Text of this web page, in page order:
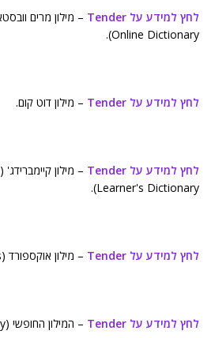
לחץ למידע על Tender
Online Dictionary).
לחץ למידע על Tender – מילון דוט קום.
לחץ למידע על Tender
Learner's Dictionary).
לחץ למידע על Tender – מילון אוקספורד (Oxford Dictionaries).
לחץ למידע על Tender – המילון החופשי (Free Dictionary).